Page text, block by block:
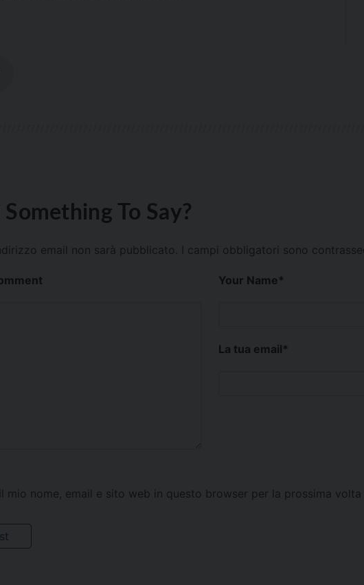
To Say?
email non sarà pubblicato. I campi obbligatori sono
Your Name*
La tua email*
mio nome, email e sito web in questo browser per la prossima volta